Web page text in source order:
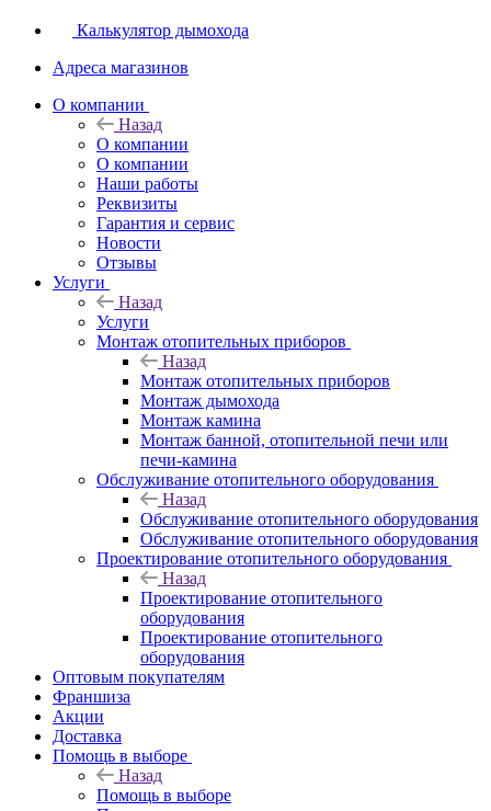
Калькулятор дымохода
Адреса магазинов
O компании
Назад
O компании
О компании
Наши работы
Реквизиты
Гарантия и сервис
Новости
Отзывы
Услуги
Назад
Услуги
Монтаж отопительных приборов
Назад
Монтаж отопительных приборов
Монтаж дымохода
Монтаж камина
Монтаж банной, отопительной печи или
печи-камина
Обслуживание отопительного оборудования
Назад
Обслуживание отопительного оборудования
Обслуживание отопительного оборудования
Проектирование отопительного оборудования
Назад
Проектирование отопительного
оборудования
Проектирование отопительного
оборудования
Оптовым покупателям
Франшиза
Акции
Доставка
Помощь в выборе
Назад
Помощь в выборе